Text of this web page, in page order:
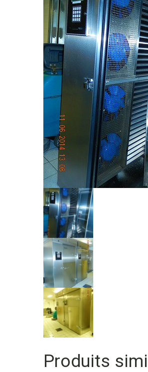
Produits